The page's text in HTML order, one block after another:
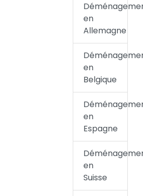
en
Allemagne
en
Belgique
en
Espagne
en
Suisse